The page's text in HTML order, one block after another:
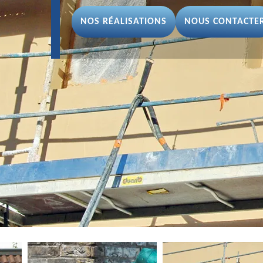
NOS RÉALISATIONS NOUS